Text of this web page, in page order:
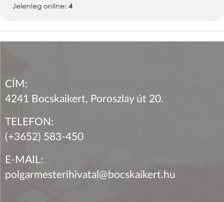
Jelenleg online: 4
CÍM:
4241 Bocskaikert, Poroszlay út 20.
TELEFON:
(+3652) 583-450
E-MAIL:
polgarmesterihivatal@bocskaikert.hu